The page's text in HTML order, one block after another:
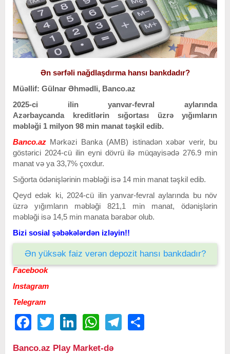
Ən sərfəli nağdlaşdırma hansı bankdadır?
Müəllif: Gülnar Əhmədli, Banco.az
2025-ci ilin yanvar-fevral aylarında
Azərbaycanda kreditlərin sığortası üzrə yığımların
məbləği 1 milyon 98 min manat təşkil edib.
Banco.az Mərkəzi Banka (AMB) istinadən xəbər verir, bu
göstərici 2024-cü ilin eyni dövrü ilə müqayisədə 276.9 min
manat və ya 33,7% çoxdur.
Sığorta ödənişlərinin məbləği isə 14 min manat təşkil edib.
Qeyd edək ki, 2024-cü ilin yanvar-fevral aylarında bu növ
üzrə yığımların məbləği 821,1 min manat, ödənişlərin
məbləği isə 14,5 min manata bərabər olub.
Bizi sosial şəbəkələrdən izləyin!!
Ən yüksək faiz verən depozit hansı bankdadır?
Facebook
Instagram
Telegram
FacebookTwitter LinkedIn WhatsAppTelegram
Banco.az Play Market-də